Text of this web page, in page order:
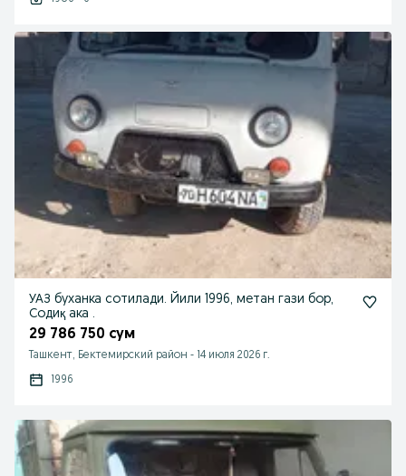
УАЗ буханка сотилади. Йили 1996, метан гази бор,
Содиқ ака .
29 786 750 сум
Ташкент, Бектемирский район - 14 июля 2026 г.
1996